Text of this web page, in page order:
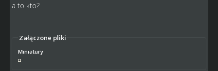
a to kto?
Załączone pliki
Miniatury